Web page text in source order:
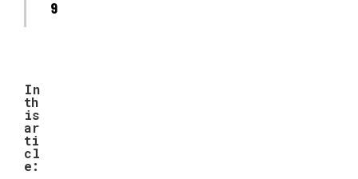
9
In
th
is
ar
ti
cl
e: